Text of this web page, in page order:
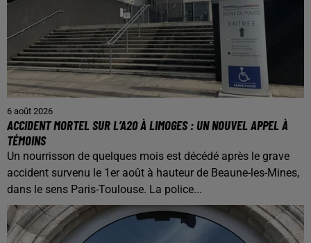
6 août 2026
ACCIDENT MORTEL SUR L’A20 À LIMOGES : UN NOUVEL APPEL À
TÉMOINS
Un nourrisson de quelques mois est décédé après le grave
accident survenu le 1er août à hauteur de Beaune-les-Mines,
dans le sens Paris-Toulouse. La police...